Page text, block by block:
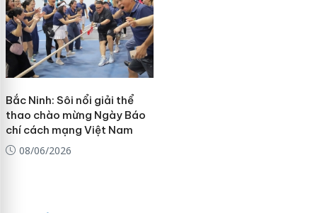
Bắc Ninh: Sôi nổi giải thể
thao chào mừng Ngày Báo
chí cách mạng Việt Nam
08/06/2026